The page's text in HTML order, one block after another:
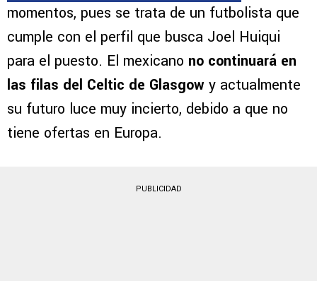
momentos, pues se trata de un futbolista que
cumple con el perfil que busca Joel Huiqui
para el puesto. El mexicano no continuará en
las filas del Celtic de Glasgow y actualmente
su futuro luce muy incierto, debido a que no
tiene ofertas en Europa.
PUBLICIDAD